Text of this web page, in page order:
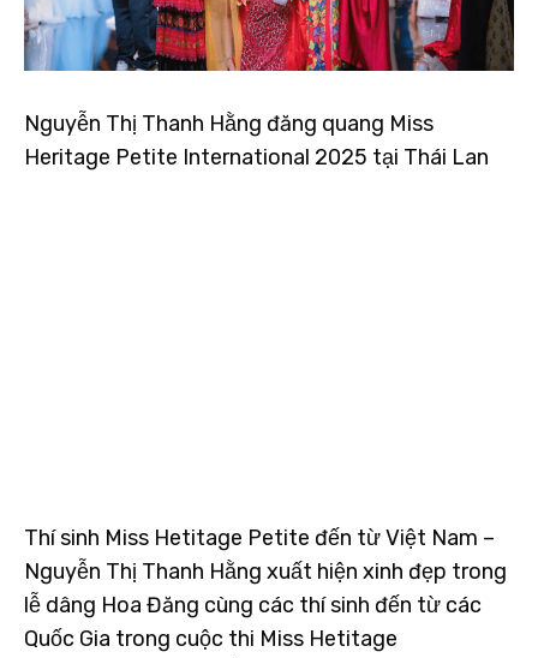
Nguyễn Thị Thanh Hằng đăng quang Miss
Heritage Petite International 2025 tại Thái Lan
Thí sinh Miss Hetitage Petite đến từ Việt Nam –
Nguyễn Thị Thanh Hằng xuất hiện xinh đẹp trong
lễ dâng Hoa Đăng cùng các thí sinh đến từ các
Quốc Gia trong cuộc thi Miss Hetitage